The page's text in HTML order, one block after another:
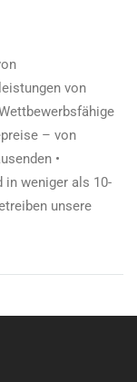
von
– von
•
in weniger als 10-
unsere